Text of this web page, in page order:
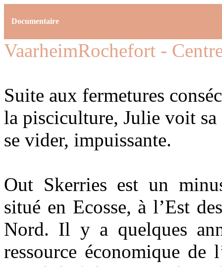
Documentaire
VaarheimRochefort -
Suite aux fermetures
la pisciculture, Julie voit sa
se vider, impuissante.
Out Skerries est un
situé en Ecosse, à l’Est
Nord. Il y a quelques
ressource économique